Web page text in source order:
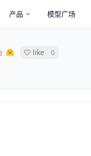
产品 模型广场
like 0